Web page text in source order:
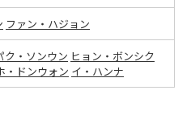
ファン・ハジョン
ク・ソンウン ヒョン・ボンシク
・ドンウォン イ・ハンナ